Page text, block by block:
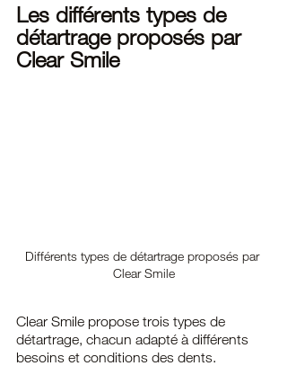
Les différents types de
détartrage proposés par
Clear Smile
Différents types de détartrage proposés par
Clear Smile
Clear Smile propose trois types de
détartrage, chacun adapté à différents
besoins et conditions des dents.